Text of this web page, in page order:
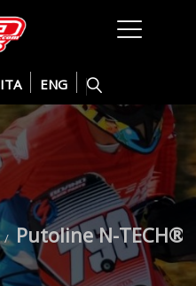
ITA ENG
Putoline N-TECH®